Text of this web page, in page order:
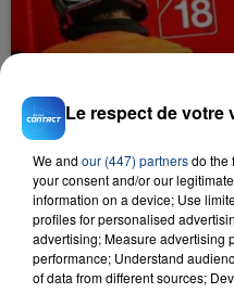
23 juillet 2026
INCENDIE MORTEL
SON BÉBÉ ENTRE LA
Un homme s'est
aspergé sa compagne
d'un liquide
Le respect de votre
We and our (447) partnersdo the
your consent and/or our
information on a device; Use
profiles for personalised
advertising; Measure advertising
performance; Understand
of data from different sources;